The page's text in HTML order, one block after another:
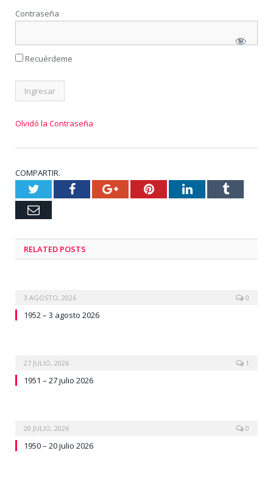
Contraseña
Recuérdeme
Olvidó la Contraseña
COMPARTIR.
TwitterFacebookGoogle+PinterestLinkedInTumblr
Email
RELATED POSTS
3 AGOSTO, 2026 0
1952 – 3 agosto 2026
27 JULIO, 2026 1
1951 – 27 julio 2026
20 JULIO, 2026 0
1950 – 20 julio 2026